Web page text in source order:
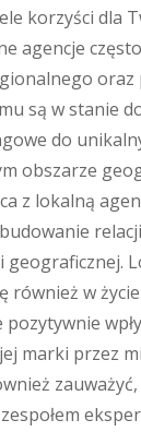
korzyści dla
agencje
są w stanie
do
obszarze
z lokalną
geograficznej.
również w
marki przez